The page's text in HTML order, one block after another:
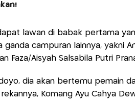
lawan di babak pertama
ganda campuran lainnya, yakni
Faza/Aisyah Salsabila Putri
dia akan bertemu pemain
Komang Ayu Cahya